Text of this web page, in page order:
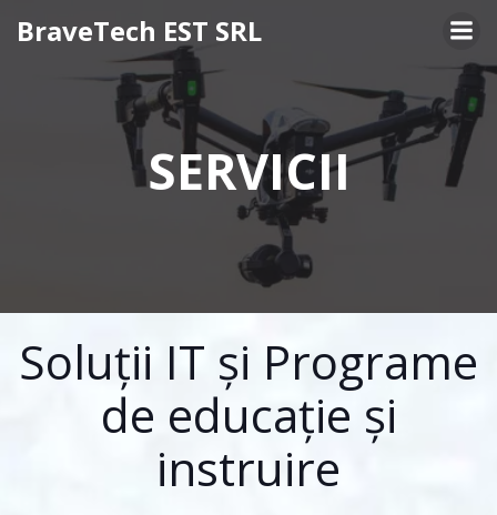
to
BraveTech EST SRL
SERVICII
Soluții IT și Programe
de educație și
instruire